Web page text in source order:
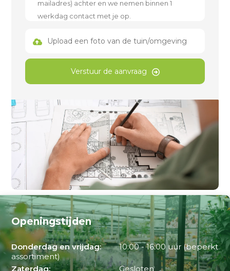
Upload een foto van de tuin/omgeving
Verstuur de aanvraag
Openingstijden
Donderdag en vrijdag:
10:00 - 16:00 uur (beperkt
assortiment)
Zaterdag:
Gesloten